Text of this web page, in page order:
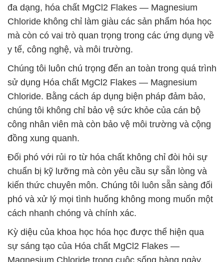
đa dạng, hóa chất MgCl2 Flakes — Magnesium
Chloride không chỉ làm giàu các sản phẩm hóa học
mà còn có vai trò quan trọng trong các ứng dụng về
y tế, công nghệ, và môi trường.
Chúng tôi luôn chú trọng đến an toàn trong quá trình
sử dụng Hóa chất MgCl2 Flakes — Magnesium
Chloride. Bằng cách áp dụng biện pháp đảm bảo,
chúng tôi không chỉ bảo vệ sức khỏe của cán bộ
công nhân viên mà còn bảo vệ môi trường và cộng
đồng xung quanh.
Đối phó với rủi ro từ hóa chất không chỉ đòi hỏi sự
chuẩn bị kỹ lưỡng mà còn yêu cầu sự sẵn lòng và
kiến thức chuyên môn. Chúng tôi luôn sẵn sàng đối
phó và xử lý mọi tình huống không mong muốn một
cách nhanh chóng và chính xác.
Kỳ diệu của khoa học hóa học được thể hiện qua
sự sáng tạo của Hóa chất MgCl2 Flakes —
Magnesium Chloride trong cuộc sống hàng ngày.